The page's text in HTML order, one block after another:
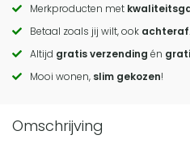
Call
to
actions
Merkproducten met
Betaal zoals jij wilt, ook achteraf.
Altijd gratis verzending én
Mooi wonen, slim gekozen!